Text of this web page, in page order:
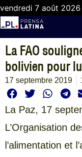
vendredi 7 août 2026 |
La FAO
bolivien pour
17 septembre 2019
La Paz, 17
L’Organisation
l’alimentation et